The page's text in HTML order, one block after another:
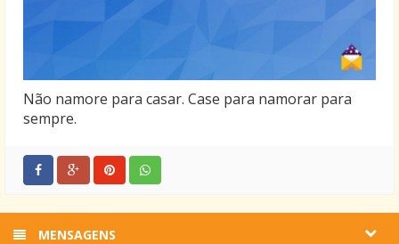
Não namore para casar. Case para namorar para
sempre.
MENSAGENS